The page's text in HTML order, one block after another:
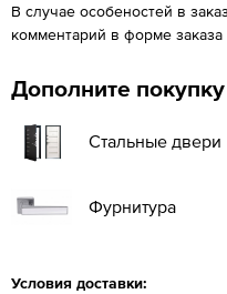
В случае особеностей в
комментарий в форме
Дополните покупку
Стальные двери
Фурнитура
Условия доставки: